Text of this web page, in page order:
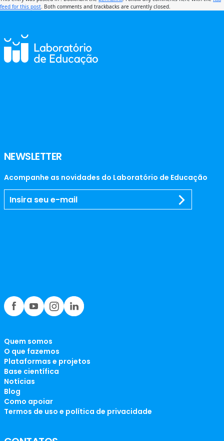
feed for this post . Both comments and trackbacks are currently closed.
NEWSLETTER
Acompanhe as novidades do Laboratório de Educação
Quem somos
O que fazemos
Plataformas e projetos
Base científica
Notícias
Blog
Como apoiar
Termos de uso e política de privacidade